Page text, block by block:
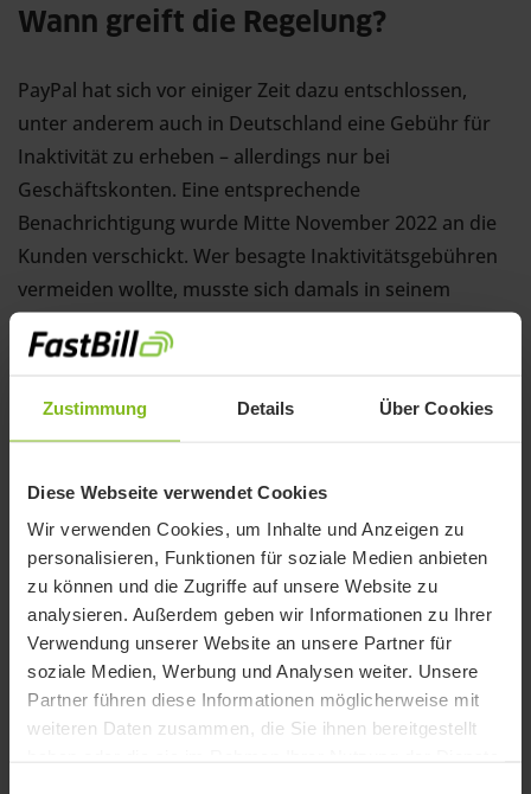
Zustimmung Details Über Cookies
Diese Webseite verwendet Cookies
Wir verwenden Cookies, um Inhalte und Anzeigen zu
personalisieren, Funktionen für soziale Medien anbieten
zu können und die Zugriffe auf unsere Website zu
analysieren. Außerdem geben wir Informationen zu Ihrer
Verwendung unserer Website an unsere Partner für
soziale Medien, Werbung und Analysen weiter. Unsere
Partner führen diese Informationen möglicherweise mit
weiteren Daten zusammen, die Sie ihnen bereitgestellt
Wann greift die Regelung?
PayPal hat sich vor einiger Zeit dazu entschlossen,
unter anderem auch in Deutschland eine Gebühr für
Inaktivität zu erheben – allerdings nur bei
Geschäftskonten. Eine entsprechende
Benachrichtigung wurde Mitte November 2022 an die
Kunden verschickt. Wer besagte Inaktivitätsgebühren
vermeiden wollte, musste sich damals in seinem
an Familie und Freunde verschicken, Geld vom PayPal
Organisation spenden.
Betroffen waren jedoch nur die Konten, die in den
letzten 12 Monaten inaktiv waren. Konten, deren
Kontostand auf „0“ war, waren hiervon ebenfalls nicht
betroffen. Somit konnte die Einführung der Gebühr
nicht dafür sorgen, dass der Kontostand negativ
wurde.
Berechnung der PayPal-Gebühren